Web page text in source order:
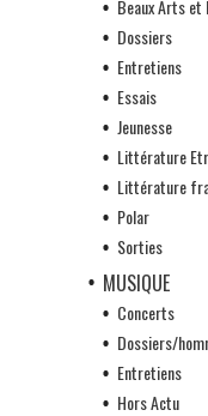
Beaux Arts
Dossiers
Entretiens
Essais
Jeunesse
Littérature
Littérature
Polar
Sorties
MUSIQUE
Concerts
Dossiers/
Entretiens
Hors Actu